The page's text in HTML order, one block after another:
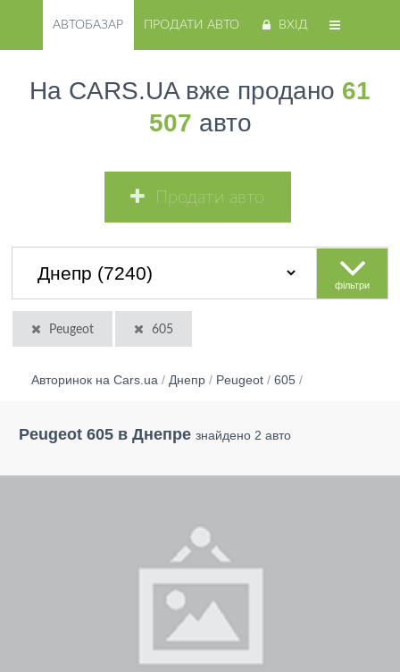
АВТОБАЗАР ПРОДАТИ АВТО ВХІД
На CARS.UA вже продано 61
507 авто
Продати авто
фільтри
Peugeot 605
Авторинок на Cars.ua / Днепр / Peugeot / 605 /
Peugeot 605 в Днепре знайдено 2 авто